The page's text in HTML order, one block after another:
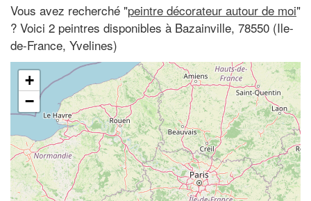
Vous avez recherché "peintre décorateur autour de moi"
? Voici 2 peintres disponibles à Bazainville, 78550 (Ile-
de-France, Yvelines)
+
−